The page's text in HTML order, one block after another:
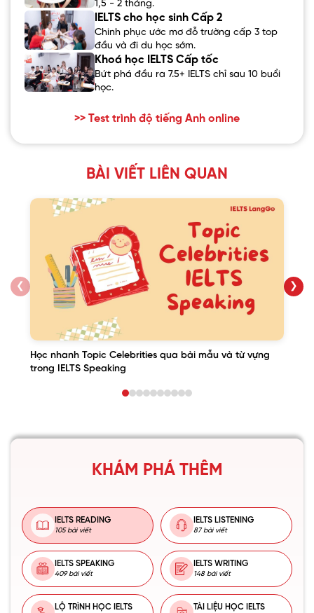
1,5 - 2 tháng.
IELTS cho học sinh Cấp 2
Chinh phục ước mơ đỗ trường cấp 3 top
đầu và đi du học sớm.
Khoá học IELTS Cấp tốc
Bứt phá đầu ra 7.5+ IELTS chỉ sau 10 buổi
học.
>> Test trình độ tiếng Anh online
BÀI VIẾT LIÊN QUAN
❮
Học nhanh Topic Celebrities qua bài mẫu và từ vựng
trong IELTS Speaking
❯
KHÁM PHÁ THÊM
IELTS READING
105 bài viết
IELTS LISTENING
87 bài viết
IELTS SPEAKING
409 bài viết
IELTS WRITING
148 bài viết
LỘ TRÌNH HỌC IELTS TÀI LIỆU HỌC IELTS